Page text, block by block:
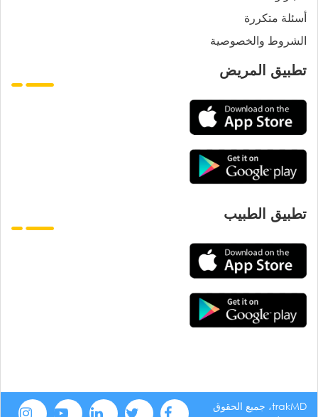
أسئلة متكررة
الشروط والخصوصية
تطبيق المريض
تطبيق الطبيب
trakMD، جميع الحقوق